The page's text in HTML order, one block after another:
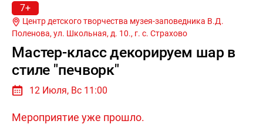
7+
Поленова, ул. Школьная, д. 10., г. с. Страхово
Мастер-класс декорируем шар в
стиле "печворк"
12 Июля, Вс 11:00
Мероприятие уже прошло.